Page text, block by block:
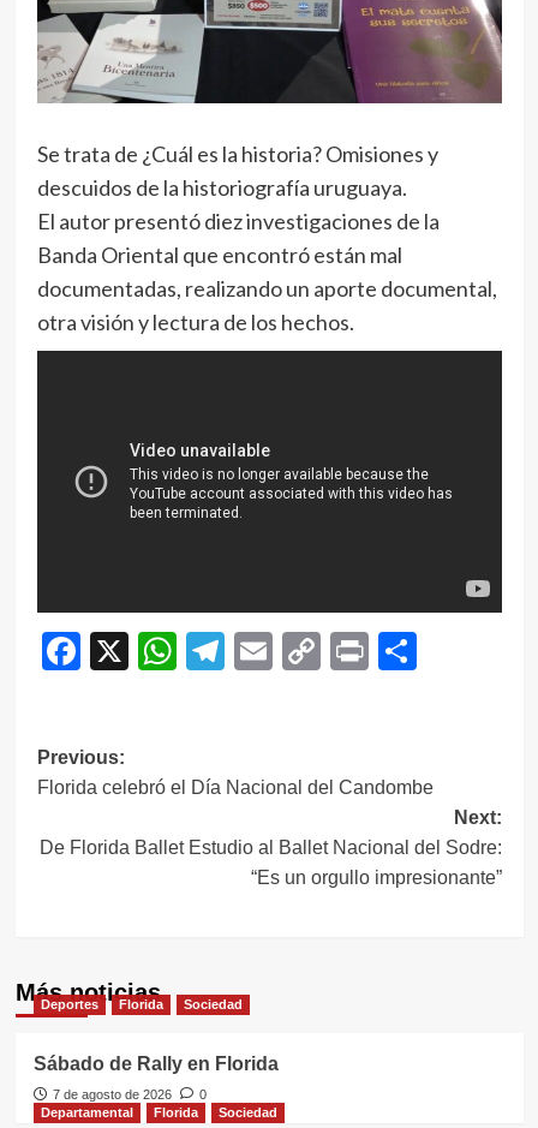
Se trata de ¿Cuál es la historia? Omisiones y
descuidos de la historiografía uruguaya.
El autor presentó diez investigaciones de la
Banda Oriental que encontró están mal
documentadas, realizando un aporte documental,
otra visión y lectura de los hechos.
Facebook
X WhatsApp
Telegram
EmailCopy
Print
Navegación
de
entradas
Previous:
Florida celebró el Día Nacional del Candombe
Next:
De Florida Ballet Estudio al Ballet Nacional del Sodre:
“Es un orgullo impresionante”
Más noticias
Deportes Florida Sociedad
Sábado de Rally en Florida
7 de agosto de 2026
0
Departamental
Florida Sociedad